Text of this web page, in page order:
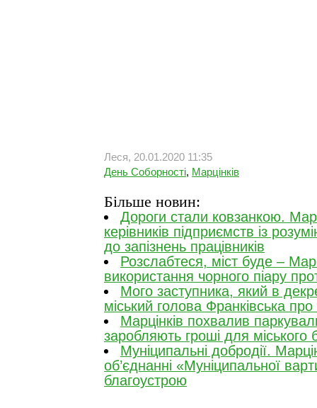
Леся, 20.01.2020 11:35
День Соборності, Марцінків
Більше новин:
Дороги стали ковзанкою.
керівників підприємств із
до запізнень працівників
Розслабтеся, міст буде –
використання чорного піару
Мого заступника, який в
міський голова Франківська
Марцінків похвалив
заробляють гроші для міського
Муніципальні добродії.
об’єднанні «Муніципальної
благоустрою